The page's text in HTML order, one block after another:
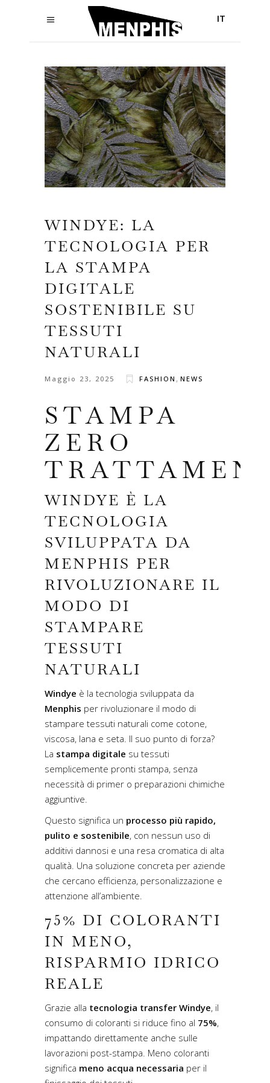
IT
WINDYE: LA
TECNOLOGIA PER
LA STAMPA
DIGITALE
SOSTENIBILE SU
TESSUTI
NATURALI
Maggio 23, 2025 FASHION , NEWS
STAMPA
ZERO
WINDYE È LA
TECNOLOGIA
SVILUPPATA DA
MENPHIS PER
RIVOLUZIONARE IL
MODO DI
STAMPARE
TESSUTI
NATURALI
Windye è la tecnologia sviluppata da
Menphis per rivoluzionare il modo di
stampare tessuti naturali come cotone,
viscosa, lana e seta. Il suo punto di forza?
La stampa digitale su tessuti
semplicemente pronti stampa, senza
necessità di primer o preparazioni chimiche
aggiuntive.
Questo significa un processo più rapido,
pulito e sostenibile, con nessun uso di
additivi dannosi e una resa cromatica di alta
qualità. Una soluzione concreta per aziende
che cercano efficienza, personalizzazione e
attenzione all’ambiente.
75% DI COLORANTI
IN MENO,
RISPARMIO IDRICO
REALE
Grazie alla tecnologia transfer Windye, il
consumo di coloranti si riduce fino al 75%,
impattando direttamente anche sulle
lavorazioni post-stampa. Meno coloranti
significa meno acqua necessaria per il